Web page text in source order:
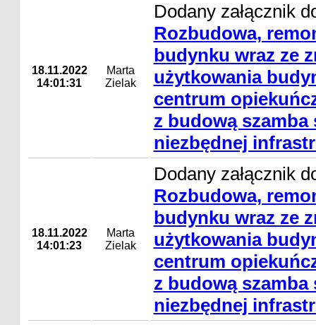
18.11.2022
14:01:31
Marta
Zielak
Dodany załącznik
Rozbudowa,
budynku wraz ze
użytkowania
centrum
z budową szamba
niezbędnej
18.11.2022
14:01:23
Marta
Zielak
Dodany załącznik
Rozbudowa,
budynku wraz ze
użytkowania
centrum
z budową szamba
niezbędnej